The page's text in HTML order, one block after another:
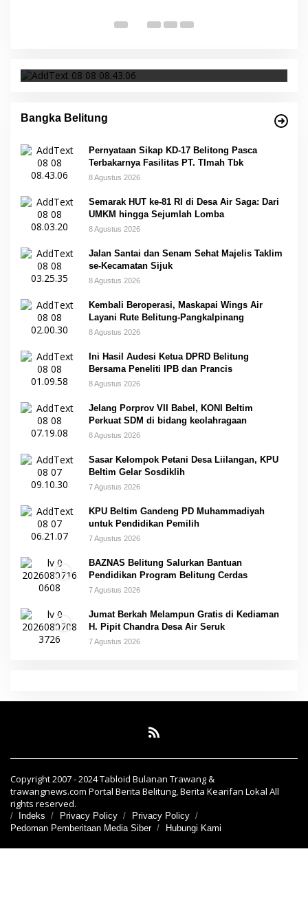
Bangka Belitung
Pernyataan Sikap KD-17 Belitong Pasca
Terbakarnya Fasilitas PT. TImah Tbk
8 Agustus 2026
Semarak HUT ke-81 RI di Desa Air Saga: Dari
UMKM hingga Sejumlah Lomba
8 Agustus 2026
Jalan Santai dan Senam Sehat Majelis Taklim
se-Kecamatan Sijuk
8 Agustus 2026
Kembali Beroperasi, Maskapai Wings Air
Layani Rute Belitung-Pangkalpinang
8 Agustus 2026
Ini Hasil Audesi Ketua DPRD Belitung
Bersama Peneliti IPB dan Prancis
8 Agustus 2026
Jelang Porprov VII Babel, KONI Beltim
Perkuat SDM di bidang keolahragaan
8 Agustus 2026
Sasar Kelompok Petani Desa Liilangan, KPU
Beltim Gelar Sosdiklih
7 Agustus 2026
KPU Beltim Gandeng PD Muhammadiyah
untuk Pendidikan Pemilih
7 Agustus 2026
BAZNAS Belitung Salurkan Bantuan
Pendidikan Program Belitung Cerdas
7 Agustus 2026
Jumat Berkah Melampun Gratis di Kediaman
H. Pipit Chandra Desa Air Seruk
7 Agustus 2026
Copyright 2007 - 2024 Tabloid Bulanan Trawang &
trawangnews.com Portal Berita Belitung, Berita Kearifan Lokal All
rights reserved.
Indeks Privacy Policy
Privacy Policy
Pedoman Pemberitaan Media Siber
Hubungi Kami